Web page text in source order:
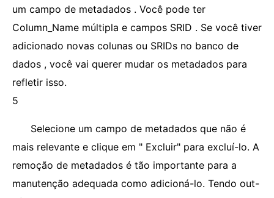
um campo de metadados . Você pode ter
Column_Name múltipla e campos SRID . Se você tiver
adicionado novas colunas ou SRIDs no banco de
dados , você vai querer mudar os metadados para
refletir isso.
5
Selecione um campo de metadados que não é
mais relevante e clique em " Excluir" para excluí-lo. A
remoção de metadados é tão importante para a
manutenção adequada como adicioná-lo. Tendo out-